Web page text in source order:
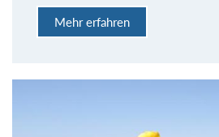
Mehr erfahren